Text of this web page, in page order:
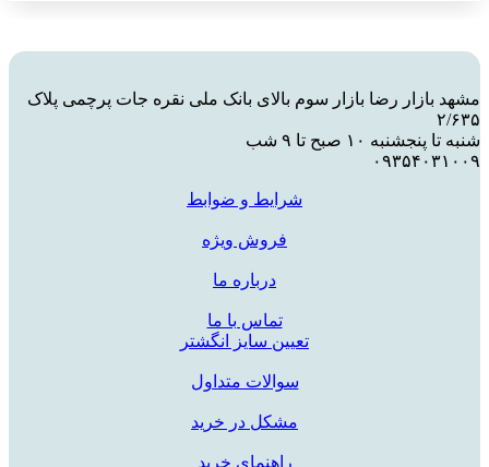
مشهد بازار رضا بازار سوم بالای بانک ملی نقره جات پرچمی پلاک
۲/۶۳۵
شنبه تا پنجشنبه ۱۰ صبح تا ۹ شب
۰۹۳۵۴۰۳۱۰۰۹
شرایط و ضوابط
فروش ویژه
درباره ما
تماس با ما
تعیین سایز انگشتر
سوالات متداول
مشکل در خرید
راهنمای خرید